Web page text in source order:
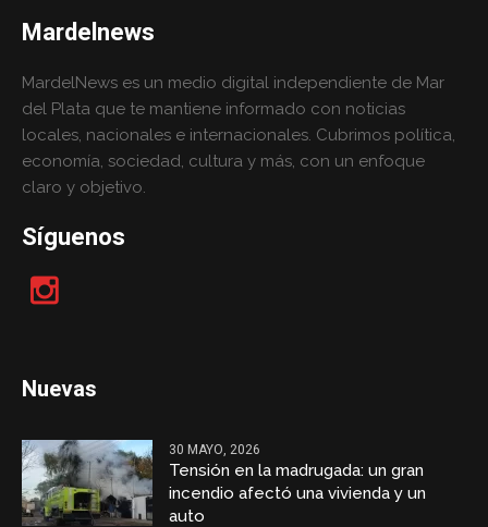
Mardelnews
MardelNews es un medio digital independiente de Mar
del Plata que te mantiene informado con noticias
locales, nacionales e internacionales. Cubrimos política,
economía, sociedad, cultura y más, con un enfoque
claro y objetivo.
Síguenos
Nuevas
30 MAYO, 2026
Tensión en la madrugada: un gran
incendio afectó una vivienda y un
auto